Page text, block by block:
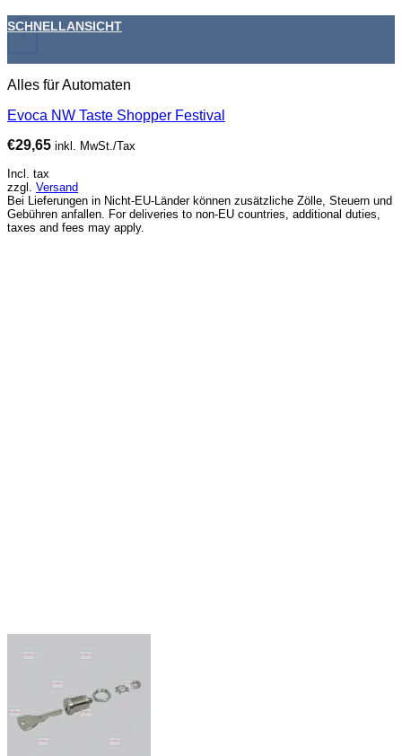
+
SCHNELLANSICHT
Alles für Automaten
Evoca NW Taste Shopper Festival
€29,65 inkl. MwSt./Tax
Incl. tax
zzgl. Versand
Bei Lieferungen in Nicht-EU-Länder können zusätzliche Zölle, Steuern und
Gebühren anfallen. For deliveries to non-EU countries, additional duties,
taxes and fees may apply.